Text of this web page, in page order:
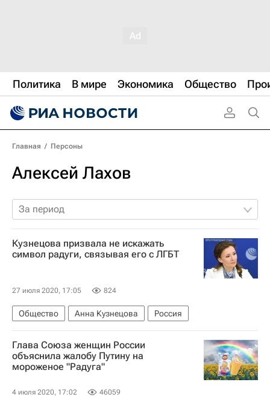
Политика В мире Экономика Общество
Главная / Персоны
Алексей Лахов
За период
Кузнецова призвала не искажать
символ радуги, связывая его с ЛГБТ
27 июля 2020, 17:05 824
Общество Анна Кузнецова Россия
Глава Союза женщин России
объяснила жалобу Путину на
мороженое "Радуга"
4 июля 2020, 17:02 46059